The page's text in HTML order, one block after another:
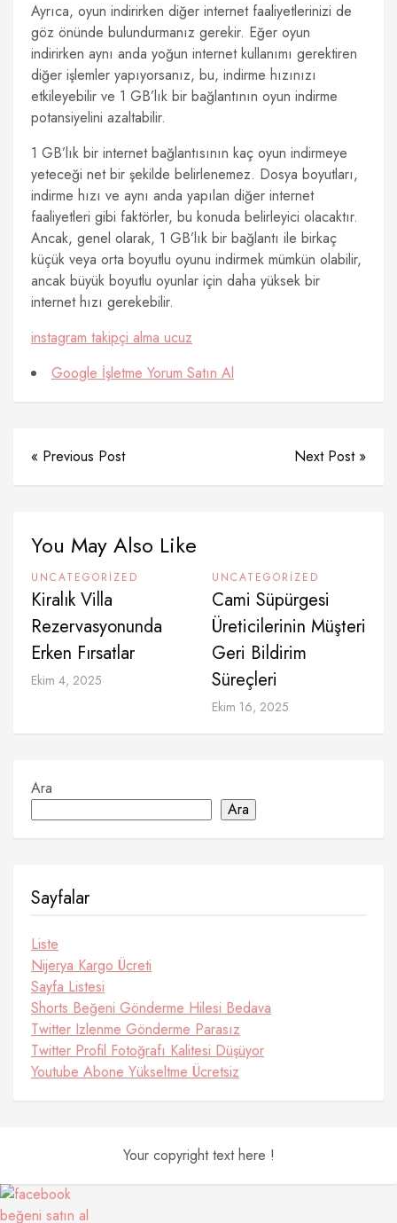
Ayrıca, oyun indirirken diğer internet faaliyetlerinizi de
göz önünde bulundurmanız gerekir. Eğer oyun
indirirken aynı anda yoğun internet kullanımı gerektiren
diğer işlemler yapıyorsanız, bu, indirme hızınızı
etkileyebilir ve 1 GB’lık bir bağlantının oyun indirme
potansiyelini azaltabilir.
1 GB’lık bir internet bağlantısının kaç oyun indirmeye
yeteceği net bir şekilde belirlenemez. Dosya boyutları,
indirme hızı ve aynı anda yapılan diğer internet
faaliyetleri gibi faktörler, bu konuda belirleyici olacaktır.
Ancak, genel olarak, 1 GB’lık bir bağlantı ile birkaç
küçük veya orta boyutlu oyunu indirmek mümkün olabilir,
ancak büyük boyutlu oyunlar için daha yüksek bir
internet hızı gerekebilir.
instagram takipçi alma ucuz
Google İşletme Yorum Satın Al
« Previous Post Next Post »
You May Also Like
UNCATEGORIZED
Kiralık Villa
Rezervasyonunda
Erken Fırsatlar
Ekim 4, 2025
UNCATEGORIZED
Cami Süpürgesi
Üreticilerinin Müşteri
Geri Bildirim
Süreçleri
Ekim 16, 2025
Ara
Ara
Sayfalar
Liste
Nijerya Kargo Ücreti
Sayfa Listesi
Shorts Beğeni Gönderme Hilesi Bedava
Twitter Izlenme Gönderme Parasız
Twitter Profil Fotoğrafı Kalitesi Düşüyor
Youtube Abone Yükseltme Ücretsiz
Your copyright text here !